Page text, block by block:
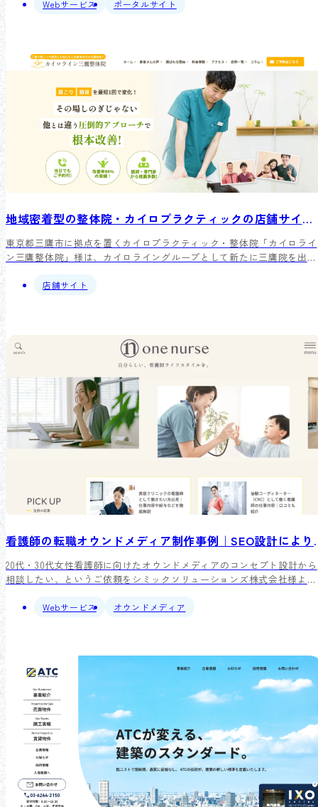
相談をいただきました。弊社はサイトの企画・開発に留まらず、インフ
イトへと飛躍しています。
Webサービス ポータルサイト
地域密着型の整体院・カイロプラクティックの店舗サイト制作
東京都三鷹市に拠点を置くカイロプラクティック・整体院「カイロライ
ン三鷹整体院」様は、カイロライングループとして新たに三鷹院を出店
方の予約率を高めるために根拠に基づいたサイト設計をしております。
店舗サイト
看護師の転職オウンド
20代・30代女性看護師に向けたオウンドメディアのコンセプト設計から
相談したい、というご依頼をシミックソリューションズ株式会社様より
をワンストップで担当。公開後、主要キーワードで多数1位を獲得し、
Webサービス オウンドメディア